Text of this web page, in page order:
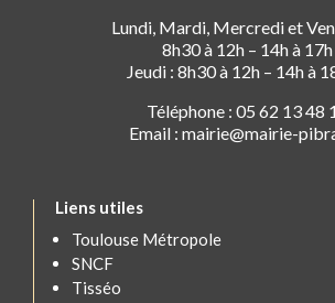
Lundi, Mardi, Mercredi et
8h30 à 12h – 14h à 17h
Jeudi : 8h30 à 12h – 14h à
Téléphone : 05 62 13 48
Email : mairie@mairie-
Liens utiles
Toulouse Métropole
SNCF
Tisséo